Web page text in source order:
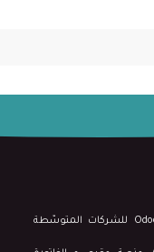
نقود التحوّل الرقمي لشركات السعودية بثقة — تنفيذ Odoo ERP للشركات المتوسّطة